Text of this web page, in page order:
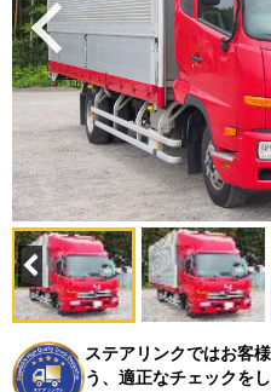
ステアリンクではお客
う、適正なチェックを